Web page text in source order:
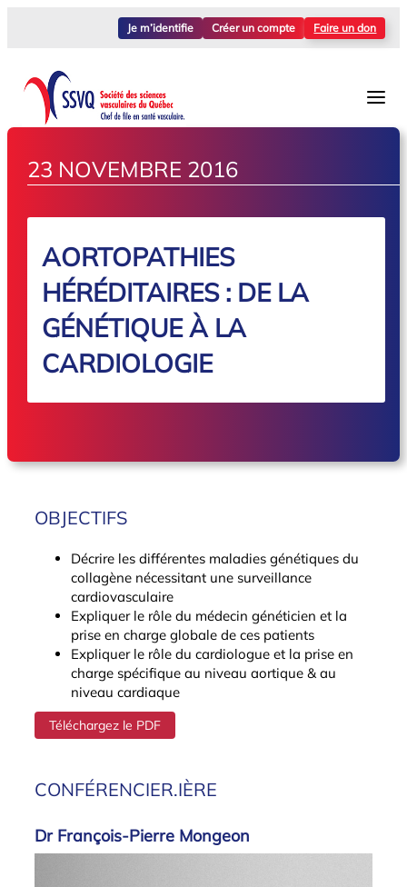
Je m’identifie Créer un compte Faire un don
23 NOVEMBRE 2016
AORTOPATHIES
HÉRÉDITAIRES : DE LA
GÉNÉTIQUE À LA
CARDIOLOGIE
CONFÉRENCIER.IÈRE
Dr François-Pierre Mongeon
OBJECTIFS
Décrire les différentes maladies génétiques du
collagène nécessitant une surveillance
cardiovasculaire
Expliquer le rôle du médecin généticien et la
prise en charge globale de ces patients
Expliquer le rôle du cardiologue et la prise en
charge spécifique au niveau aortique & au
niveau cardiaque
Téléchargez le PDF